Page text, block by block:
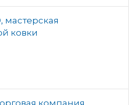
ковки
компания